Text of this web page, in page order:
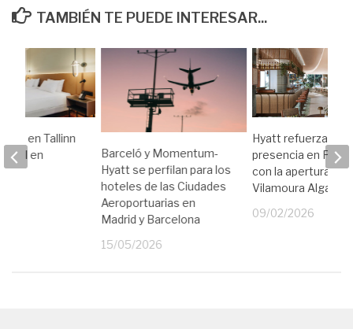
TAMBIÉN TE PUEDE INTERESAR...
Barceló y Momentum-
Hyatt se perfilan para los
hoteles de las Ciudades
Aeroportuarias en
Madrid y Barcelona
15/05/2026
Hyatt refuerza su
presencia en
con la apertura del
Vilamoura Algarve
09/02/2026
en Tallinn
en